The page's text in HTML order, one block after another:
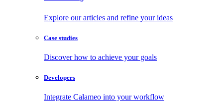
Explore our articles and refine your ideas
Case studies
Discover how to achieve your goals
Developers
Integrate Calameo into your workflow